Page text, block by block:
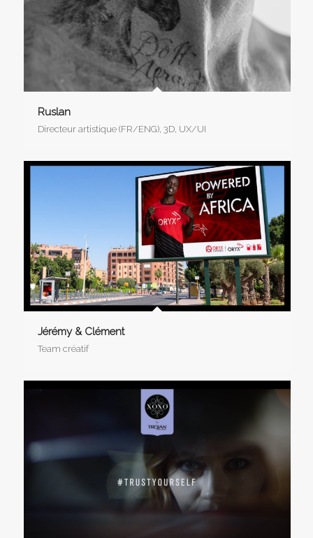
Ruslan
Directeur artistique (FR/ENG), 3D, UX/UI
Jérémy & Clément
Team créatif